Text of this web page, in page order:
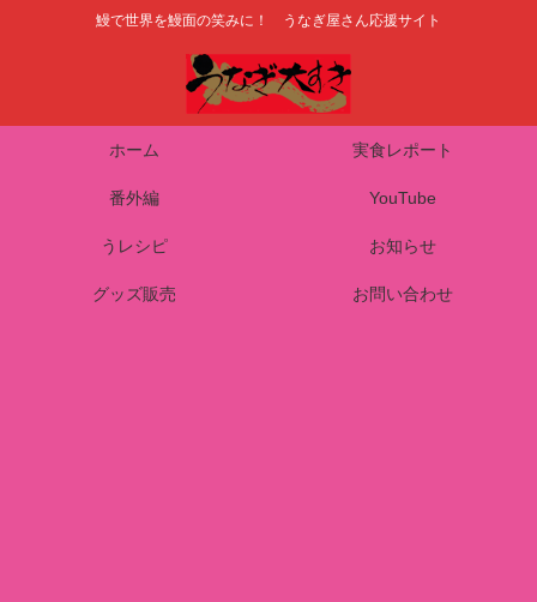
鰻で世界を鰻面の笑みに！ うなぎ屋さん応援サイト
ホーム 実食レポート
番外編 YouTube
うレシピ お知らせ
グッズ販売 お問い合わせ